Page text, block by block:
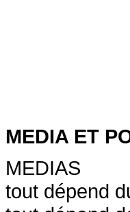
MEDIA ET
MEDIAS
tout dépend